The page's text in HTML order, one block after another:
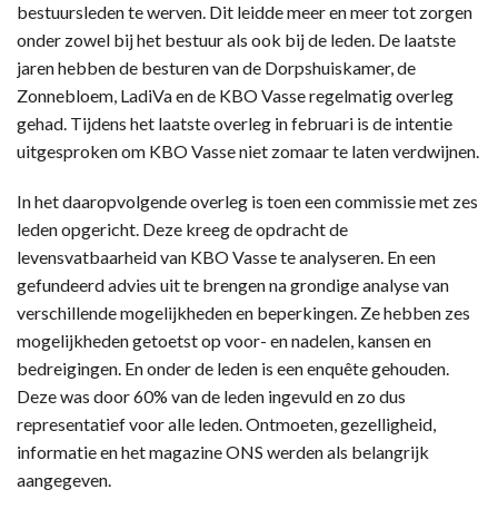
bestuursleden te werven. Dit leidde meer en meer tot zorgen
onder zowel bij het bestuur als ook bij de leden. De laatste
jaren hebben de besturen van de Dorpshuiskamer, de
Zonnebloem, LadiVa en de KBO Vasse regelmatig overleg
gehad. Tijdens het laatste overleg in februari is de intentie
uitgesproken om KBO Vasse niet zomaar te laten verdwijnen.
In het daaropvolgende overleg is toen een commissie met zes
leden opgericht. Deze kreeg de opdracht de
levensvatbaarheid van KBO Vasse te analyseren. En een
gefundeerd advies uit te brengen na grondige analyse van
verschillende mogelijkheden en beperkingen. Ze hebben zes
mogelijkheden getoetst op voor- en nadelen, kansen en
bedreigingen. En onder de leden is een enquête gehouden.
Deze was door 60% van de leden ingevuld en zo dus
representatief voor alle leden. Ontmoeten, gezelligheid,
informatie en het magazine ONS werden als belangrijk
aangegeven.